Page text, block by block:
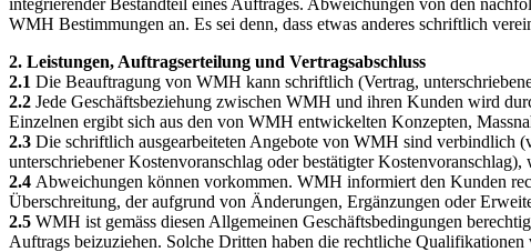
WMH Bestimmungen an. Es sei denn, dass etwas anderes schriftlich
2. Leistungen, Auftragserteilung und Vertragsabschluss
2.1 Die Beauftragung von WMH kann schriftlich (Vertrag,
2.2 Jede Geschäftsbeziehung zwischen WMH und ihren Kunden wird
Einzelnen ergibt sich aus den von WMH entwickelten Konzepten,
2.3 Die schriftlich ausgearbeiteten Angebote von WMH sind verbindlich
unterschriebener Kostenvoranschlag oder bestätigter
2.4 Abweichungen können vorkommen. WMH informiert den Kunden
Überschreitung, der aufgrund von Änderungen, Ergänzungen oder
2.5 WMH ist gemäss diesen Allgemeinen Geschäftsbedingungen
Auftrags beizuziehen. Solche Dritten haben die rechtliche